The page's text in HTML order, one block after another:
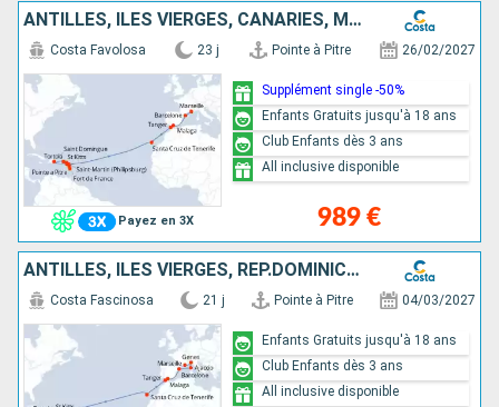
ANTILLES, ILES VIERGES, CANARIES, MAROC, ESPAGNE, FRANCE
Payez en 3X
Costa Favolosa 23 j Pointe à Pitre 26/02/2027
989 €
Supplément single -50%
Enfants Gratuits jusqu'à 18 ans
Club Enfants dès 3 ans
All inclusive disponible
ANTILLES, ILES VIERGES, RÉP.DOMINICAINE, CANARIES, MAROC, ESPAGNE, CORSE (FRANCE), ITALIE, FRANCE
Costa Fascinosa 21 j Pointe à Pitre 04/03/2027
Enfants Gratuits jusqu'à 18 ans
Club Enfants dès 3 ans
All inclusive disponible